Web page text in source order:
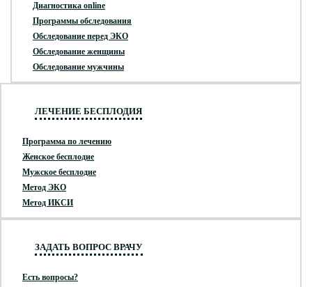
Диагностика online
Программы обследования
Обследование перед ЭКО
Обследование женщины
Обследование мужчины
ЛЕЧЕНИЕ БЕСПЛОДИЯ
Программа по лечению
Женское бесплодие
Мужское бесплодие
Метод ЭКО
Метод ИКСИ
ЗАДАТЬ ВОПРОС ВРАЧУ
Есть вопросы?